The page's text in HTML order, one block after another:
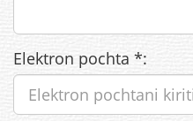
Elektron pochta *: